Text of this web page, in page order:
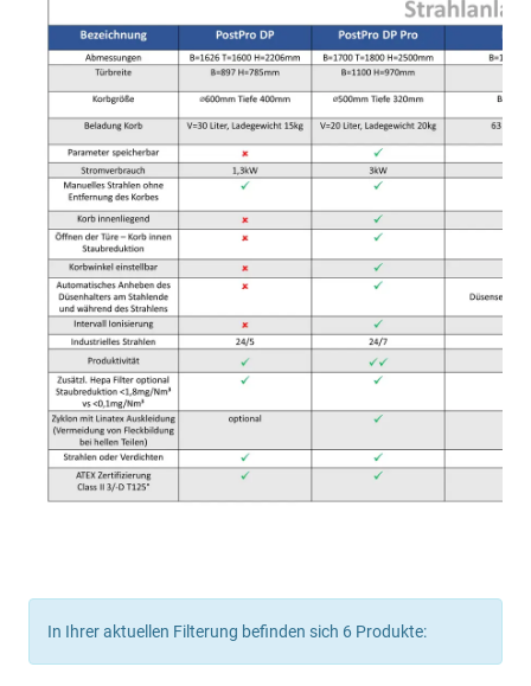
In Ihrer aktuellen Filterung befinden sich 6 Produkte: